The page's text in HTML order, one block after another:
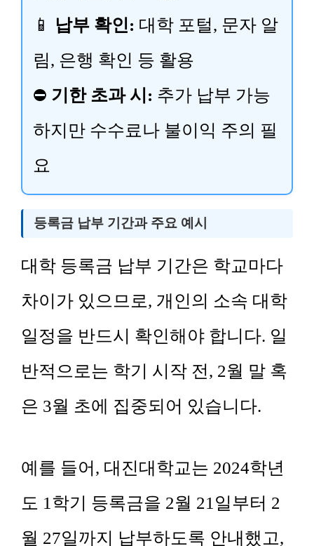
📱
납부 확인: 대학 포털, 문자 알
림, 은행 확인 등 활용
⛔ 기한 초과 시: 추가 납부 가능
하지만 수수료나 불이익 주의 필
요
등록금 납부 기간과 주요 예시
대학 등록금 납부 기간은 학교마다
차이가 있으므로, 개인의 소속 대학
일정을 반드시 확인해야 합니다. 일
반적으로는 학기 시작 전, 2월 말 혹
은 3월 초에 집중되어 있습니다.
예를 들어, 대진대학교는 2024학년
도 1학기 등록금을 2월 21일부터 2
월 27일까지 납부하도록 안내했고,